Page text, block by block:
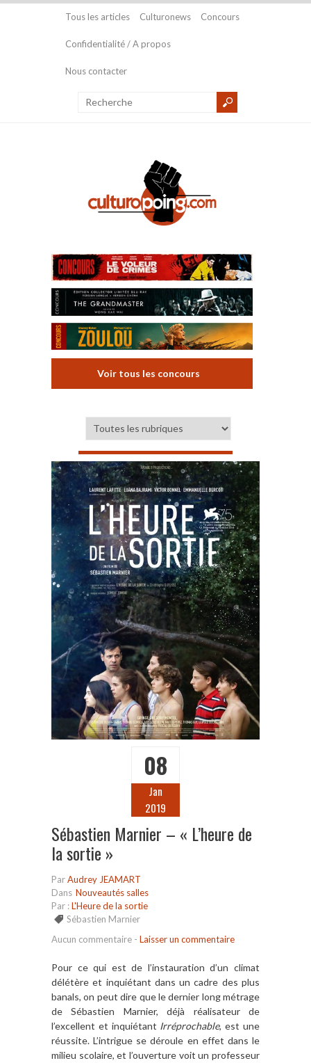
Tous les articles Culturonews Concours
Confidentialité / A propos
Nous contacter
Voir tous les concours
08
Jan
2019
Sébastien Marnier – « L’heure de
la sortie »
ParAudrey JEAMART
Dans Nouveautés salles
Par :L'Heure de la sortie
Sébastien Marnier
Aucun commentaire - Laisser un commentaire
Pour ce qui est de l’instauration d’un climat
délétère et inquiétant dans un cadre des plus
banals, on peut dire que le dernier long métrage
de Sébastien Marnier, déjà réalisateur de
l’excellent et inquiétant Irréprochable, est une
réussite. L’intrigue se déroule en effet dans le
milieu scolaire, et l’ouverture voit un professeur